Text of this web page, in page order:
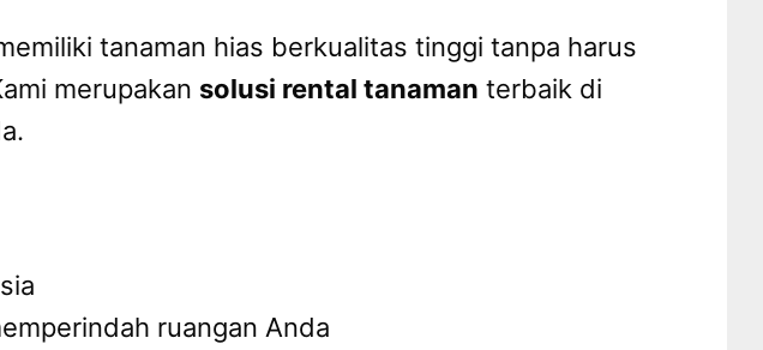
tanaman hias berkualitas tinggi tanpa harus
merupakan solusi rental tanaman terbaik di
ruangan Anda